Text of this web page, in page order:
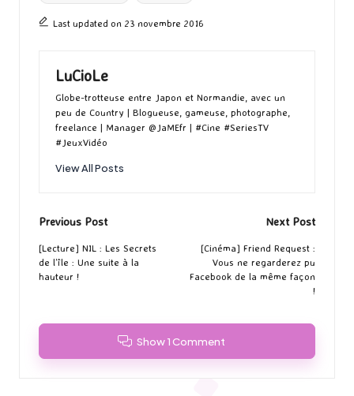
Last updated on 23 novembre 2016
LuCioLe
Globe-trotteuse entre Japon et Normandie, avec un
peu de Country | Blogueuse, gameuse, photographe,
freelance | Manager @JaMEfr | #Cine #SeriesTV
#JeuxVidéo
View All Posts
Post
navigation
Previous Post
[Lecture] NIL : Les Secrets
de l’île : Une suite à la
hauteur !
Next Post
[Cinéma] Friend Request :
Vous ne regarderez pu
Facebook de la même façon
!
Show 1 Comment